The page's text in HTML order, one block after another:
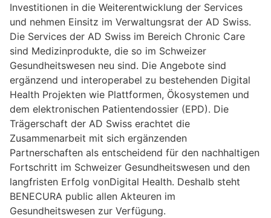
Investitionen in die Weiterentwicklung der Services
und nehmen Einsitz im Verwaltungsrat der AD Swiss.
Die Services der AD Swiss im Bereich Chronic Care
sind Medizinprodukte, die so im Schweizer
Gesundheitswesen neu sind. Die Angebote sind
ergänzend und interoperabel zu bestehenden Digital
Health Projekten wie Plattformen, Ökosystemen und
dem elektronischen Patientendossier (EPD). Die
Trägerschaft der AD Swiss erachtet die
Zusammenarbeit mit sich ergänzenden
Partnerschaften als entscheidend für den nachhaltigen
Fortschritt im Schweizer Gesundheitswesen und den
langfristen Erfolg vonDigital Health. Deshalb steht
BENECURA public allen Akteuren im
Gesundheitswesen zur Verfügung.